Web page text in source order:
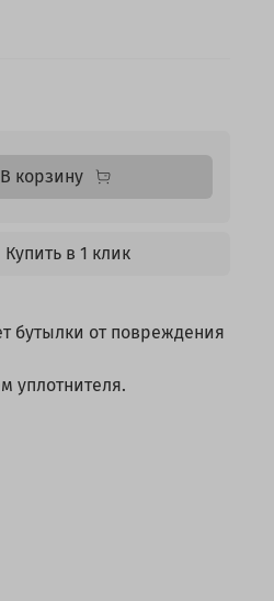
В корзину
Купить в 1 клик
бутылки от повреждения
уплотнителя.